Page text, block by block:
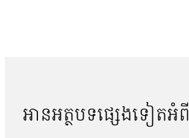
អានអត្ថបទផ្សេងទៀតអំពី